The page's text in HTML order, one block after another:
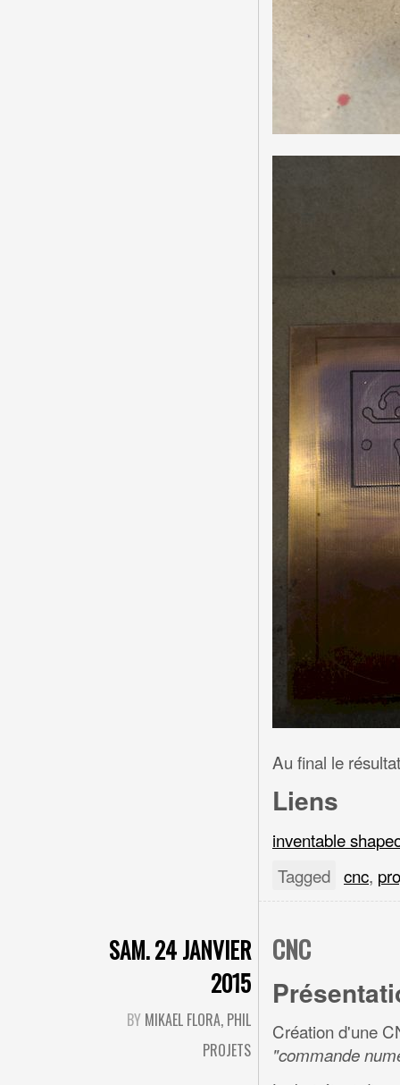
Au final le
Liens
inventable
Tagged cnc,
SAM. 24 JANVIER
2015
BY MIKAEL FLORA, PHIL
PROJETS
CNC
Création d'une
"commande